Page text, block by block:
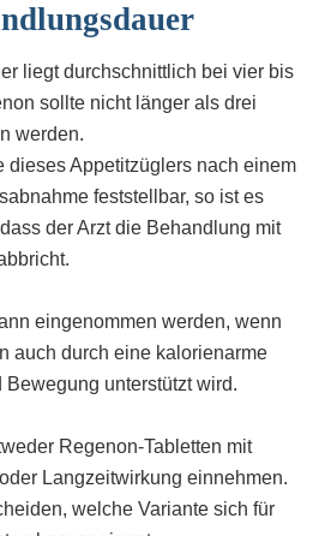
liegt durchschnittlich bei vier bis
sollte nicht länger als drei
werden.
dieses Appetitzüglers nach einem
feststellbar, so ist es
der Arzt die Behandlung mit
eingenommen werden, wenn
auch durch eine kalorienarme
unterstützt wird.
Regenon-Tabletten mit
Langzeitwirkung einnehmen.
welche Variante sich für